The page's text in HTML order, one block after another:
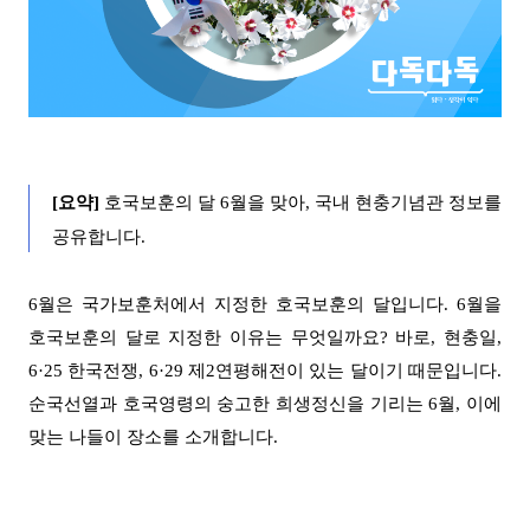
[요약] 호국보훈의 달 6월을 맞아, 국내 현충기념관 정보를
공유합니다.
6월은 국가보훈처에서 지정한 호국보훈의 달입니다. 6월을
호국보훈의 달로 지정한 이유는 무엇일까요? 바로, 현충일,
6·25 한국전쟁, 6·29제 2연평해전이 있는 달이기 때문입니다.
순국선열과 호국영령의 숭고한 희생정신을 기리는6월, 이에
맞는 나들이 장소를 소개합니다.